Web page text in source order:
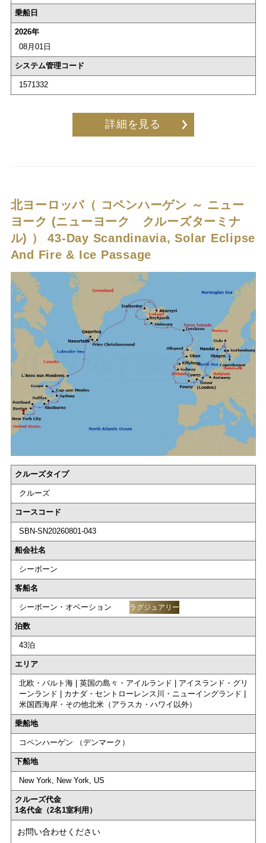
乗船日
2026年
08月01日
システム管理コード
1571332
詳細を見る
北ヨーロッパ（ コペンハーゲン ～ ニュー
ヨーク (ニューヨーク クルーズターミナ
ル) ）43-Day Scandinavia, Solar Eclipse
And Fire & Ice Passage
クルーズタイプ
クルーズ
コースコード
SBN-SN20260801-043
船会社名
シーボーン
客船名
シーボーン・オベーション ラグジュアリー
泊数
43泊
エリア
北欧・バルト海 | 英国の島々・アイルランド | アイスランド・グリ
ーンランド | カナダ・セントローレンス川・ニューイングランド |
米国西海岸・その他北米（アラスカ・ハワイ以外）
乗船地
コペンハーゲン （デンマーク）
下船地
New York, New York, US
クルーズ代金
1名代金（2名1室利用）
お問い合わせください